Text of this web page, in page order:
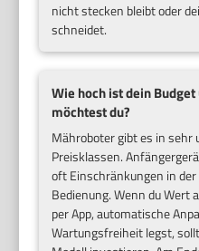
nicht stecken bleibt oder
schneidet.
Wie hoch ist dein
möchtest du?
Mähroboter gibt es in sehr
Preisklassen.
oft Einschränkungen in
Bedienung. Wenn du Wert
per App, automatische
Wartungsfreiheit legst,